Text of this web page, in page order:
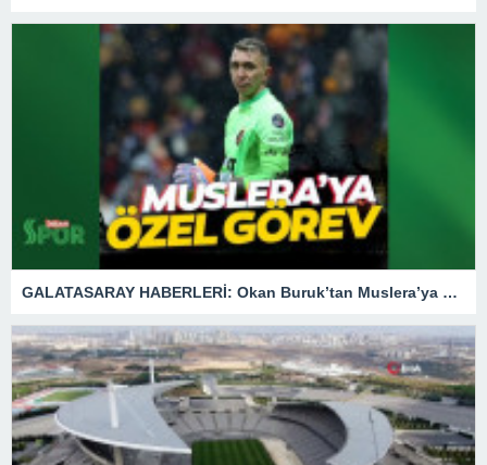
GALATASARAY HABERLERİ: Okan Buruk’tan Muslera’ya özel görev